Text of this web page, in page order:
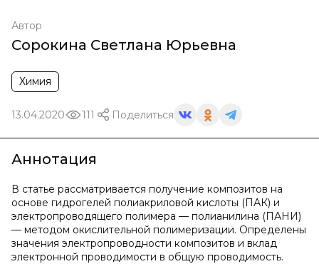
Автор
Сорокина Светлана Юрьевна
Химия
13.04.2020 111 Поделиться
Аннотация
В статье рассматривается получение композитов на
основе гидрогелей полиакриловой кислоты (ПАК) и
электропроводящего полимера — полианилина (ПАНИ)
— методом окислительной полимеризации. Определены
значения электропроводности композитов и вклад
электронной проводимости в общую проводимость.